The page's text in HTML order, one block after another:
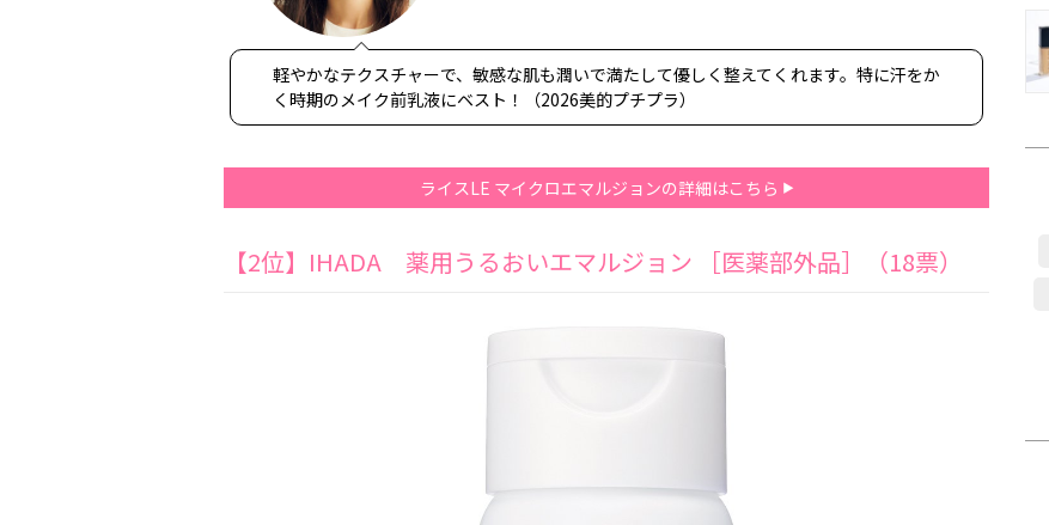
軽やかなテクスチャーで、敏感な肌も潤いで満たして優しく整えてくれます。特に汗をか
く時期のメイク前乳液にベスト！（2026美的プチプラ）
ライスLE マイクロエマルジョンの詳細はこちら
【2位】IHADA 薬用うるおいエマルジョン ［医薬部外品］（18票）